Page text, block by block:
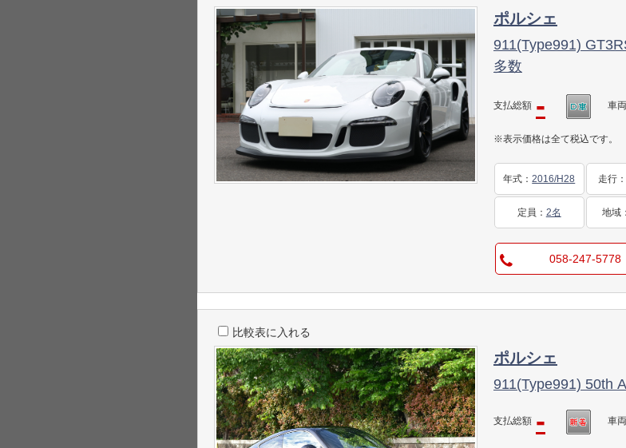
ポルシェ
911(Type991)
多数
支払総額 - 車
※表示価格は全て税込です。
年式 ：2016/H28 走行 ：
定員 ： 2名 地域：
058-247-5778
比較表に入れる
ポルシェ
911(Type991) 50th
支払総額 - 車